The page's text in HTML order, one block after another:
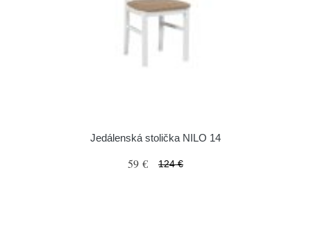
Jedálenská stolička NILO 14
59 € 124 €